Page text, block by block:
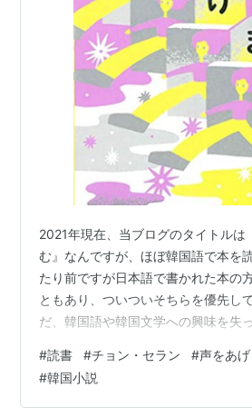
2021年現在、当ブログのタイトルは
む』なんですが、ほぼ韓国語で本を
たり前ですが日本語で書かれた本の
ともあり、ついついそちらを優先し
だ、韓国語や韓国文学への興味を失
ます (チョン・セランの本 03) 作者:
書房 Amazon 声をあげます （チョン
ョン・セラン ]価格: 1760 円楽天で
#読書 #チョン・セラン #声をあ
#韓国小説